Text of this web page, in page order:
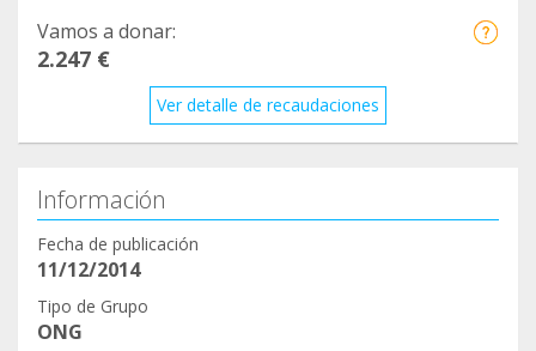
Vamos a donar:
2.247 €
Ver detalle de recaudaciones
Información
Fecha de publicación
11/12/2014
Tipo de Grupo
ONG